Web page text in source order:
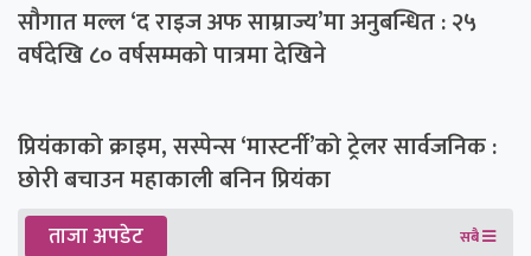
सौगात मल्ल ‘द राइज अफ साम्राज्य’मा अनुबन्धित : २५
वर्षदेखि ८० वर्षसम्मको पात्रमा देखिने
प्रियंकाको क्राइम, सस्पेन्स ‘मास्टर्नी’को ट्रेलर सार्वजनिक :
छोरी बचाउन महाकाली बनिन प्रियंका
ताजा अपडेट सबै